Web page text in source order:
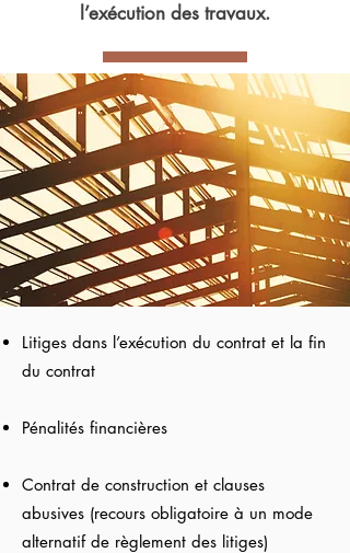
l’exécution des travaux.
Litiges dans l’exécution du contrat et la fin
du contrat
Pénalités financières
Contrat de construction et clauses
abusives (recours obligatoire à un mode
alternatif de règlement des litiges)